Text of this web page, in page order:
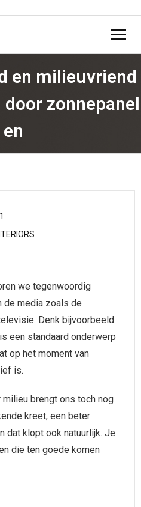
en milieuvriend
zonnepanel
en
we tegenwoordig
de media zoals de
Denk bijvoorbeeld
een standaard onderwerp
op het moment van
is.
brengt ons toch nog
kreet, een beter
dat klopt ook natuurlijk. Je
die ten goede komen